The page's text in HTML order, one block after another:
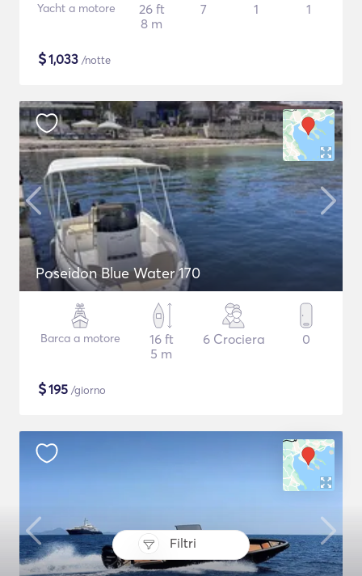
Filtri
Yacht a motore
26 ft
8 m
7 1 1
$1,033 /notte
Poseidon Blue Water 170
Barca a motore
16 ft
5 m
6 Crociera 0
$195 /giorno